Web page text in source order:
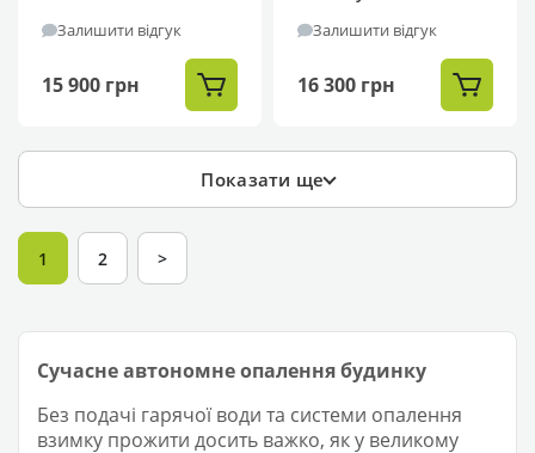
Залишити відгук
15 900 грн
Залишити відгук
16 300 грн
Показати ще
1 2 >
Сучасне автономне опалення будинку
Без подачі гарячої води та системи опалення
взимку прожити досить важко, як у великому